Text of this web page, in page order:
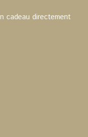
cadeau directement